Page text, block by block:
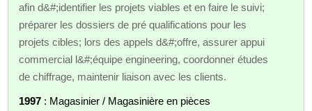
afin d&#;identifier les projets viables et en faire le suivi;
préparer les dossiers de pré qualifications pour les
projets cibles; lors des appels d&#;offre, assurer appui
commercial l&#;équipe engineering, coordonner études
de chiffrage, maintenir liaison avec les clients.
1997 : Magasinier / Magasinière en pièces